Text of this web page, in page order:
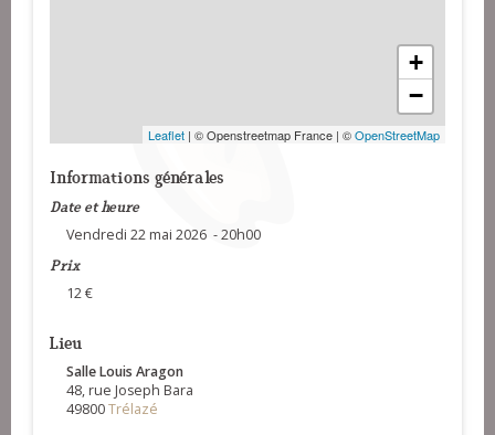
+
−
Leaflet | © Openstreetmap France | ©OpenStreetMap
Informations générales
Date et heure
Vendredi 22 mai 2026 - 20h00
Prix
12 €
Lieu
Salle Louis Aragon
48, rue Joseph Bara
49800Trélazé